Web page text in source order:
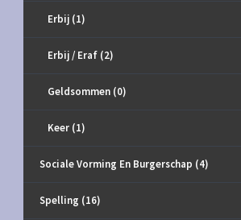
Erbij (1)
Erbij / Eraf (2)
Geldsommen (0)
Keer (1)
Sociale Vorming En Burgerschap (4)
Spelling (16)